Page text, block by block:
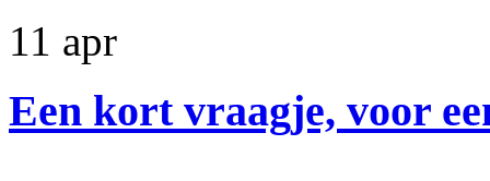
11 apr
Een kort vraagje, voor